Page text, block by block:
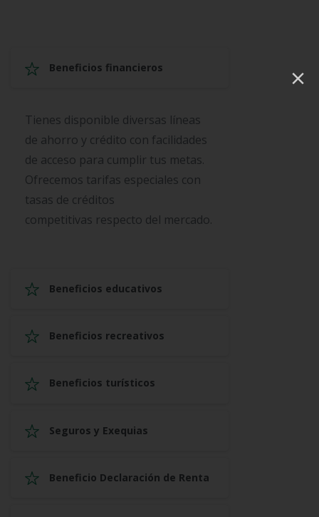
Beneficios financieros
Tienes disponible diversas líneas
de ahorro y crédito con facilidades
de acceso para cumplir tus metas.
Ofrecemos tarifas especiales con
tasas de créditos
competitivas respecto del mercado.
Beneficios educativos
Beneficios recreativos
Beneficios turísticos
Seguros y Exequias
Beneficio Declaración de Renta
×